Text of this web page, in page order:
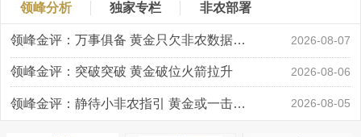
领峰分析 独家专栏 非农部署
领峰金评：万事俱备 黄金只欠非农数据“东风” 2026-08-07
领峰金评：突破突破 黄金破位火箭拉升 2026-08-06
领峰金评：静待小非农指引 黄金或一击破局 2026-08-05